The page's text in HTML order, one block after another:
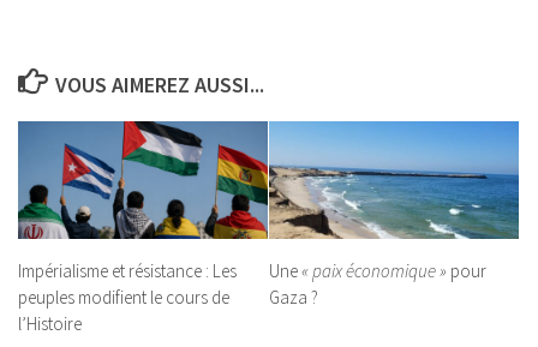
VOUS AIMEREZ AUSSI...
Impérialisme et résistance : Les
peuples modifient le cours de
l’Histoire
Une« paix économique » pour
Gaza ?